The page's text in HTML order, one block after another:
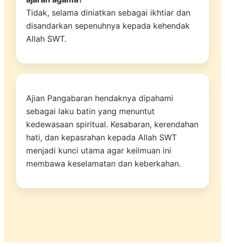
Tidak, selama diniatkan sebagai ikhtiar dan
disandarkan sepenuhnya kepada kehendak
Allah SWT.
Ajian Pangabaran hendaknya dipahami
sebagai laku batin yang menuntut
kedewasaan spiritual. Kesabaran, kerendahan
hati, dan kepasrahan kepada Allah SWT
menjadi kunci utama agar keilmuan ini
membawa keselamatan dan keberkahan.